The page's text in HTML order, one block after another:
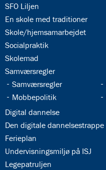
34.1:
SFO Liljen
34.2:
En skole med traditioner
34.3:
Skole/hjemsamarbejdet
34.4:
Socialpraktik
34.5:
Skolemad
34.6:
Samværsregler
34.7:
Samværsregler
34.9:
Mobbepolitik
34.11:
Digital dannelse
34.12:
Den digitale dannelsestrappe
34.13:
Ferieplan
34.14:
Undervisningsmiljø på ISJ
34.15:
Legepatruljen